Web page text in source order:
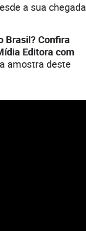
a sua chegada
Brasil? Confira
Editora com
amostra deste